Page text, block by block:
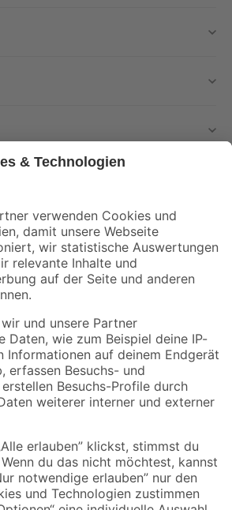
Angebote und Aktionen mehr verpassen!
Versandarten